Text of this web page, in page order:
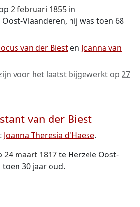
2 februari 1855 in
Vlaanderen, hij was toen 68
van der Biest en Joanna van
voor het laatst bijgewerkt op 27
van der Biest
Joanna Theresia d'Haese.
24 maart 1817te Herzele Oost-
toen 30 jaar oud.